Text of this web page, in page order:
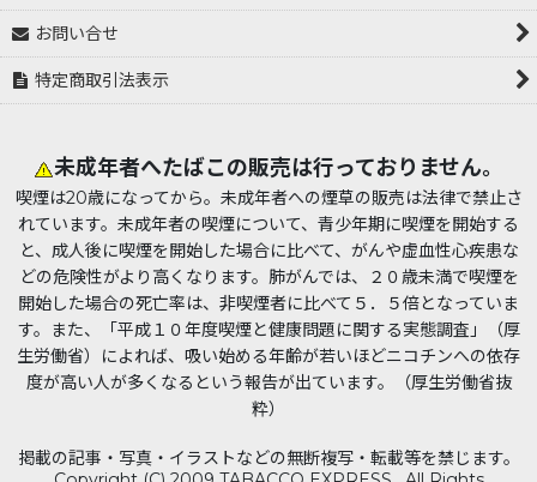
お問い合せ
特定商取引法表示
未成年者へたばこの販売は行っておりません。
喫煙は20歳になってから。未成年者への煙草の販売は法律で禁止さ
れています。未成年者の喫煙について、青少年期に喫煙を開始する
と、成人後に喫煙を開始した場合に比べて、がんや虚血性心疾患な
どの危険性がより高くなります。肺がんでは、２０歳未満で喫煙を
開始した場合の死亡率は、非喫煙者に比べて５．５倍となっていま
す。また、「平成１０年度喫煙と健康問題に関する実態調査」（厚
生労働省）によれば、吸い始める年齢が若いほどニコチンへの依存
度が高い人が多くなるという報告が出ています。（厚生労働省抜
粋）
掲載の記事・写真・イラストなどの無断複写・転載等を禁じます。